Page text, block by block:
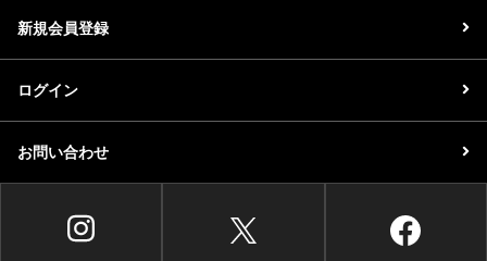
新規会員登録
ログイン
お問い合わせ